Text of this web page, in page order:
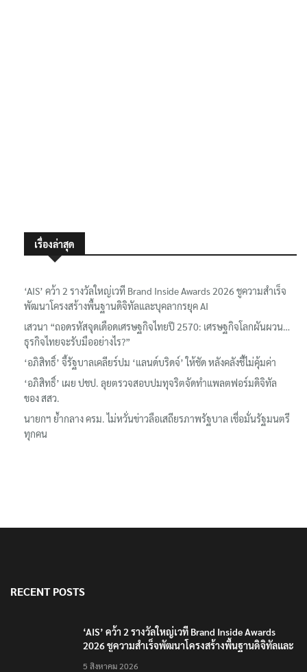
เรื่องล่าสุด
‘AIS’ คว้า 2 รางวัลใหญ่เวที Brand Inside Awards 2026 ชูความสำเร็จ
พัฒนาโครงสร้างพื้นฐานดิจิทัลและบุคลากรยุค AI
เสวนา “ถอดรหัสจุดเดือดเศรษฐกิจไทยปี 2570: เศรษฐกิจโลกผันผวน…
ธุรกิจไทยจะรับมืออย่างไร?”
‘อภิสิทธิ์’ จี้รัฐบาลเคลียร์ปม ‘แลนด์บริดจ์’ ให้ชัด หลังคลังชี้ไม่คุ้มค่า
‘อภิสิทธิ์’ เผย ปชป. ลุยตรวจสอบปมทุจริตจัดทำแพลตฟอร์มดิจิทัล
ของ สสว.
นายกฯ ย้ำกลาง ครม. ไม่หวั่นข่าวลือเสถียรภาพรัฐบาล เชื่อมั่นรัฐมนตรี
ทุกคน
RECENT POSTS
‘AIS’ คว้า 2 รางวัลใหญ่เวที Brand Inside Awards
2026 ชูความสำเร็จพัฒนาโครงสร้างพื้นฐานดิจิทัลและ
5 สิงหาคม 2026